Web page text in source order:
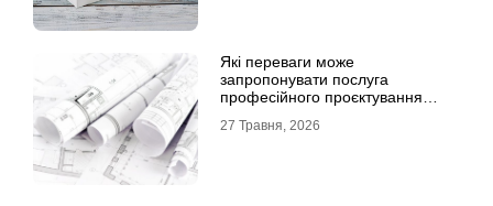
Які переваги може
запропонувати послуга
професійного проєктування
27 Травня, 2026